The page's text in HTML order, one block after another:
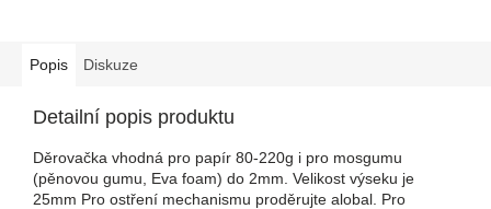
Popis Diskuze
Detailní popis produktu
Děrovačka vhodná pro papír 80-220g i pro mosgumu
(pěnovou gumu, Eva foam) do 2mm. Velikost výseku je
25mm Pro ostření mechanismu proděrujte alobal. Pro